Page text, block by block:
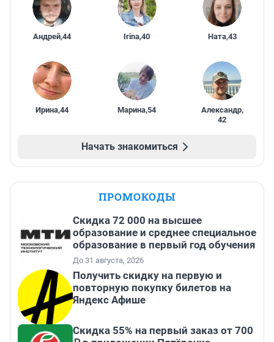
Андрей,44 Irina,40 Ната,43
Ирина,44 Марина,54 Александр,
42
Начать знакомиться
ПРОМОКОДЫ
Скидка 72 000 на высшее
образование и среднее специальное
образование в первый год обучения
До 31 августа, 2026
Получить скидку на первую и
повторную покупку билетов на
Яндекс Афише
Скидка 55% на первый заказ от 700